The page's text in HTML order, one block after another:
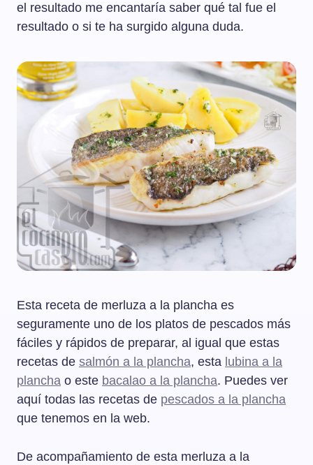
el resultado me encantaría saber qué tal fue el
resultado o si te ha surgido alguna duda.
Esta receta de merluza a la plancha es
seguramente uno de los platos de pescados más
fáciles y rápidos de preparar, al igual que estas
recetas de salmón a la plancha, esta lubina a la
plancha o este bacalao a la plancha. Puedes ver
aquí todas las recetas de pescados a la plancha
que tenemos en la web.
De acompañamiento de esta merluza a la